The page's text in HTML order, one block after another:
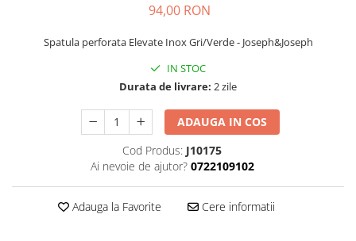
94,00 RON
Spatula perforata Elevate Inox Gri/Verde - Joseph&Joseph
IN STOC
Durata de livrare: 2 zile
ADAUGA IN COS
Cod Produs: J10175
Ai nevoie de ajutor? 0722109102
Adauga la Favorite Cere informatii